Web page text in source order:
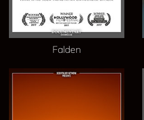
Falden